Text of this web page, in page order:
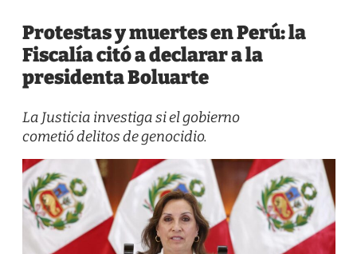
Protestas y muertes en Perú: la
Fiscalía citó a declarar a la
presidenta Boluarte
La Justicia investiga si el gobierno
cometió delitos de genocidio.